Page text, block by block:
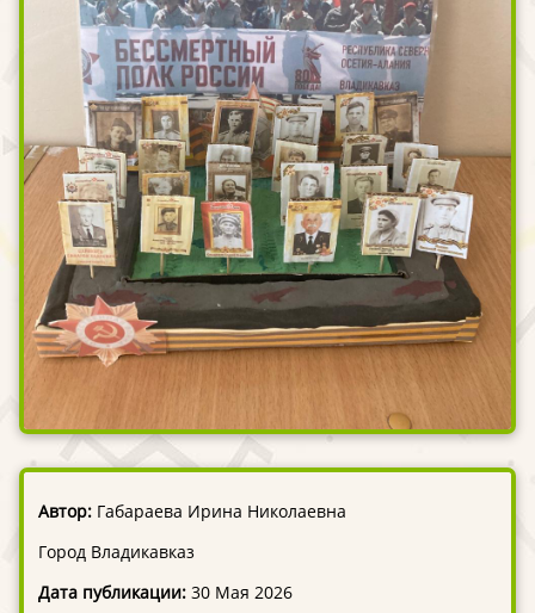
Автор: Габараева Ирина Николаевна
Город Владикавказ
Дата публикации: 30 Мая 2026